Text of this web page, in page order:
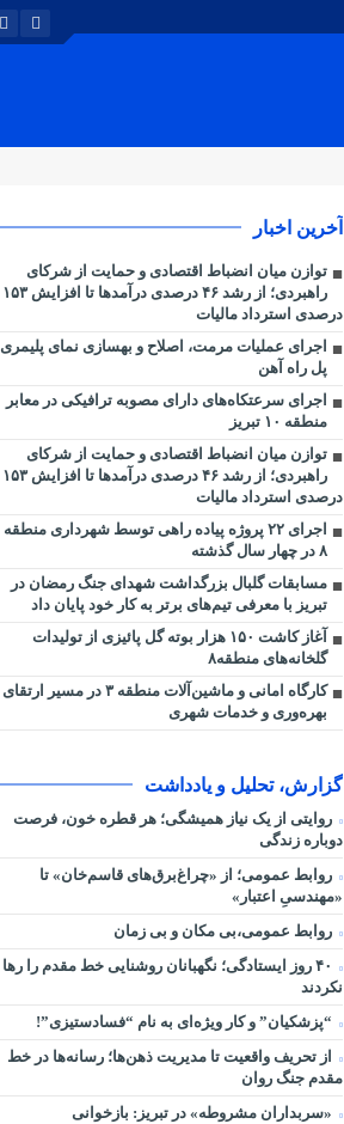
آخرین اخبار
توازن میان انضباط اقتصادی و حمایت از شرکای
راهبردی؛ از رشد ۴۶ درصدی درآمدها تا افزایش ۱۵۳
درصدی استرداد مالیات
اجرای عملیات مرمت، اصلاح و بهسازی نمای پلیمری
پل راه آهن
اجرای سرعتکاه‌های دارای مصوبه ترافیکی در معابر
منطقه ۱۰ تبریز
توازن میان انضباط اقتصادی و حمایت از شرکای
راهبردی؛ از رشد ۴۶ درصدی درآمدها تا افزایش ۱۵۳
درصدی استرداد مالیات
اجرای ۲۲ پروژه پیاده راهی توسط شهرداری منطقه
۸ در چهار سال گذشته
مسابقات گلبال بزرگداشت شهدای جنگ رمضان در
تبریز با معرفی تیم‌های برتر به کار خود پایان داد
آغاز کاشت ۱۵۰ هزار بوته گل پائیزی از تولیدات
گلخانه‌های منطقه۸
کارگاه امانی و ماشین‌آلات منطقه ۳ در مسیر ارتقای
بهره‌وری و خدمات شهری
گزارش، تحلیل و یادداشت
روایتی از یک نیاز همیشگی؛ هر قطره خون، فرصت
دوباره زندگی
روابط عمومی؛ از «چراغ‌برق‌های قاسم‌خان» تا
«مهندسیِ اعتبار»
روابط عمومی،بی مکان و بی زمان
۴۰ روز ایستادگی؛ نگهبانان روشنایی خط مقدم را رها
نکردند
“پزشکیان” و کار ویژه‌ای به نام “فسادستیزی”!
از تحریف واقعیت تا مدیریت ذهن‌ها؛ رسانه‌ها در خط
مقدم جنگ روان
«سربداران مشروطه» در تبریز: بازخوانی